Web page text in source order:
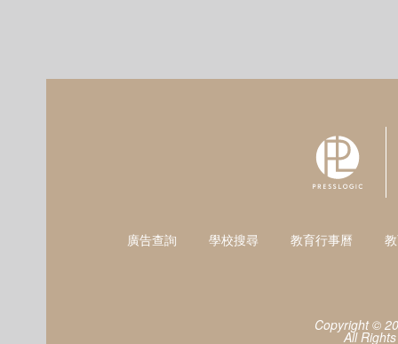
廣告查詢 學校搜尋 教育行事曆
Copyright ©
All